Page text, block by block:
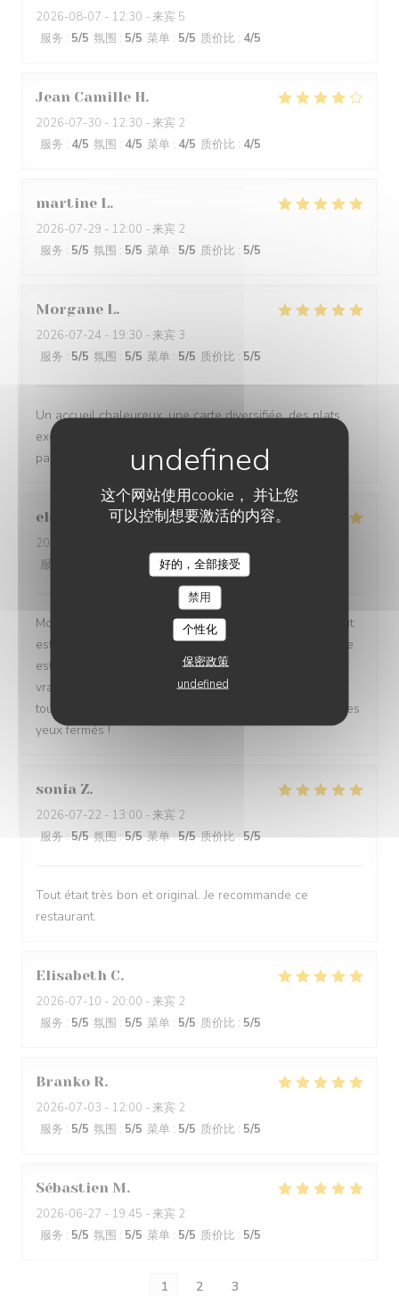
这个网站使用cookie， 并让您
可以控制想要激活的内容。
好的，全部接受
禁用
个性化
保密政策
undefined
2026-08-07 - 12:30 - 来宾 5
服务 : 5/5 氛围 : 5/5 菜单 : 5/5 质价比 : 4/5
Jean Camille H
2026-07-30 - 12:30 - 来宾 2
服务 : 4/5 氛围 : 4/5 菜单 : 4/5 质价比 : 4/5
martine L
2026-07-29 - 12:00 - 来宾 2
服务 : 5/5 氛围 : 5/5 菜单 : 5/5 质价比 : 5/5
Morgane L
2026-07-24 - 19:30 - 来宾 3
服务 : 5/5 氛围 : 5/5 菜单 : 5/5 质价比 : 5/5
Un accueil chaleureux, une carte diversifiée, des plats
excellents, nous recommandons ce lieu qui ravie les
papilles
elodie
2026-07-24
服务
菜单:5 /5 质价比:
Mon restaurant préféré! De l’accueil jusqu’aux plats, tout
est toujours parfait. Le service est irréprochable, l’équipe
est accueillante et professionnelle, et le parking est un
vrai plus. Merci de nous offrir une telle qualité, c’est
toujours un plaisir de venir chez vous. Je recommande les
yeux fermés !
sonia Z
2026-07-22 - 13:00 - 来宾 2
服务 : 5/5 氛围:5/5 菜单:5/5 质价比:5/5
Tout était très bon et original. Je recommande ce
restaurant.
Elisabeth C
2026-07-10 - 20:00 - 来宾 2
服务 : 5/5 氛围 : 5/5 菜单 : 5/5 质价比 : 5/5
Branko R
2026-07-03 - 12:00 - 来宾 2
服务 : 5/5 氛围 : 5/5 菜单 : 5/5 质价比 : 5/5
Sébastien M
2026-06-27 - 19:45 - 来宾 2
服务 : 5/5 氛围 : 5/5 菜单 : 5/5 质价比 : 5/5
1 2 3
RESTAURANT LE BEC FIN